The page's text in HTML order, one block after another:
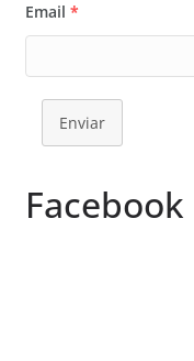
Email *
Enviar
Facebook